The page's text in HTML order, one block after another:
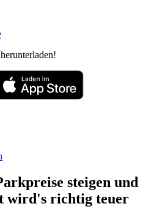
steigen und
wird's richtig teuer